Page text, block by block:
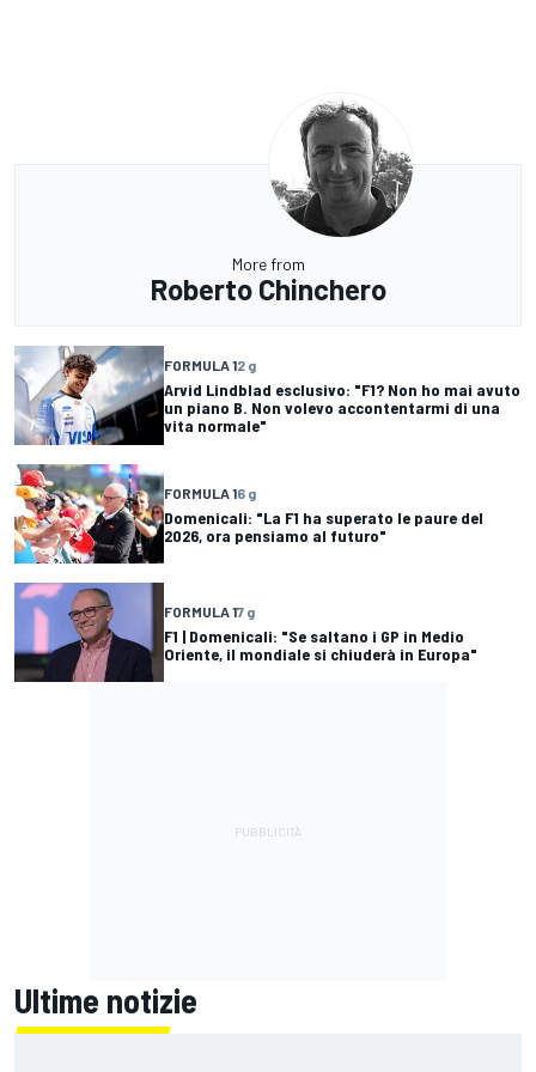
More from
Roberto Chinchero
FORMULA 12 g
Arvid Lindblad esclusivo: "F1? Non ho mai avuto
un piano B. Non volevo accontentarmi di una
vita normale"
FORMULA 16 g
Domenicali: "La F1 ha superato le paure del
2026, ora pensiamo al futuro"
FORMULA 17 g
F1 | Domenicali: "Se saltano i GP in Medio
Oriente, il mondiale si chiuderà in Europa"
Ultime notizie